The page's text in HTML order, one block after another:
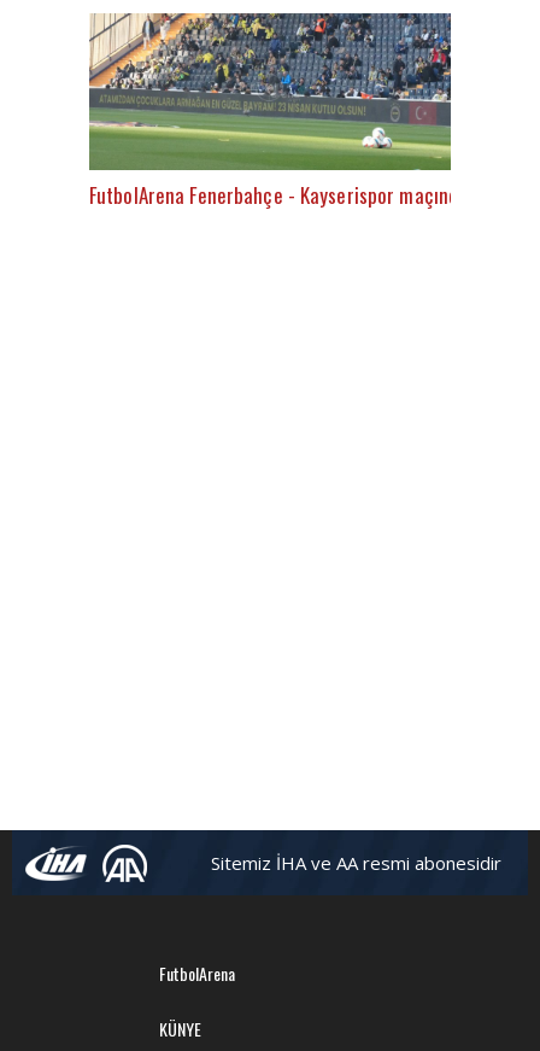
FutbolArena Fenerbahçe - Kayserispor maçında
Sitemiz İHA ve AA resmi abonesidir
FutbolArena
KÜNYE